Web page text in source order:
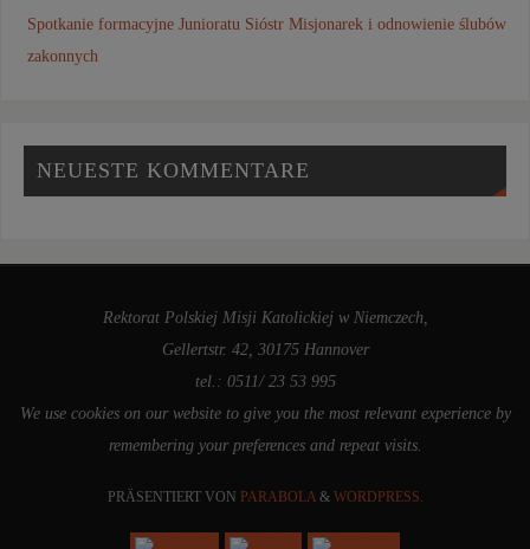
Spotkanie formacyjne Junioratu Sióstr Misjonarek i odnowienie ślubów
zakonnych
NEUESTE KOMMENTARE
Rektorat Polskiej Misji Katolickiej w Niemczech,
Gellertstr. 42, 30175 Hannover
tel.: 0511/ 23 53 995
We use cookies on our website to give you the most relevant experience by
remembering your preferences and repeat visits.
PRÄSENTIERT VON PARABOLA& WORDPRESS.